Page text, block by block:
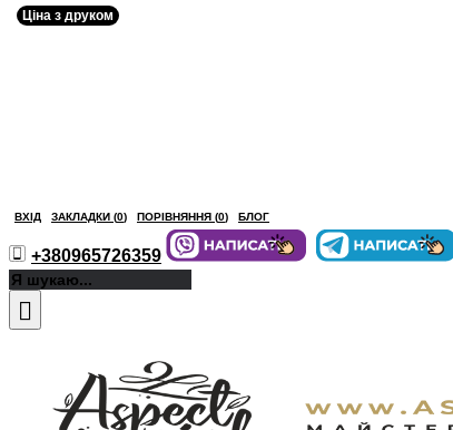
ВХІД ЗАКЛАДКИ (0) ПОРІВНЯННЯ (0) БЛОГ
+380965726359
Ціна з друком